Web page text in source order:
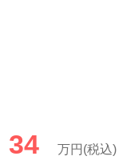
34 万円(税込)